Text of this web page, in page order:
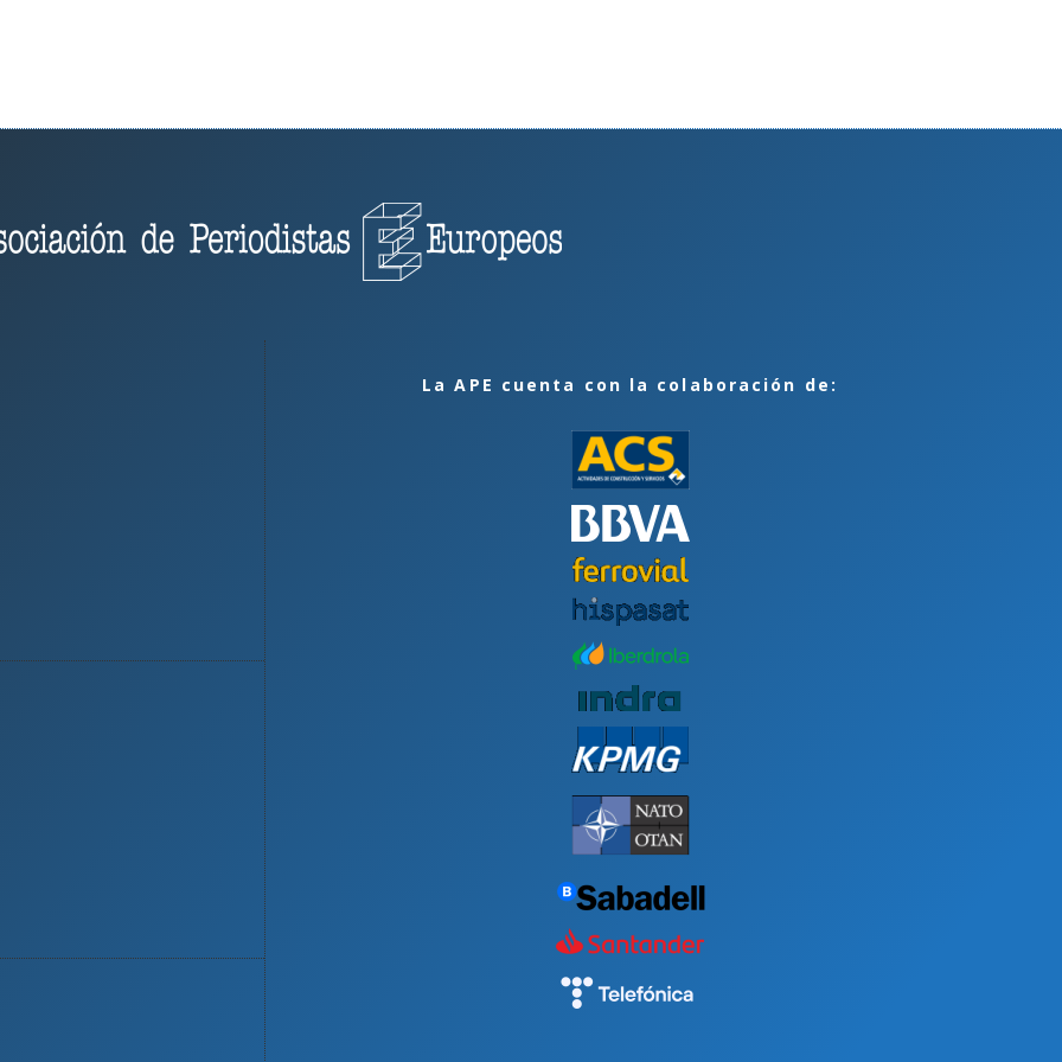
La APE cuenta con la colaboración de: